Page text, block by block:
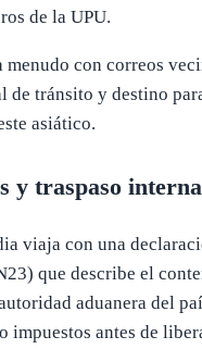
de la UPU.
con correos
de tránsito y destino
asiático.
y traspaso
viaja con una
que describe el
aduanera del
impuestos antes de